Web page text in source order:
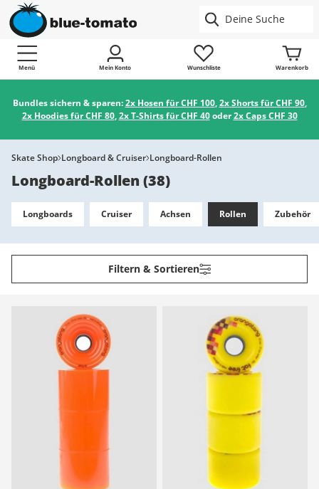
Menü Mein Konto Wunschliste Warenkorb
Bundles sichern & sparen:2x Hosen für CHF 100,2x Shorts für CHF 90,
2x Hoodies für CHF 80,2x T-Shirts für CHF 40oder2x Caps CHF 30
Skate Shop Longboard & Cruiser Longboard-Rollen
Longboard-Rollen(38)
Longboards Cruiser Achsen Rollen Zubehör
Filtern & Sortieren